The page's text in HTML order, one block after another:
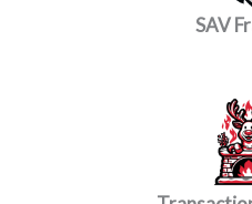
SAV